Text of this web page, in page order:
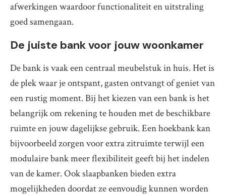
afwerkingen waardoor functionaliteit en uitstraling
goed samengaan.
De juiste bank voor jouw woonkamer
De bank is vaak een centraal meubelstuk in huis. Het is
de plek waar je ontspant, gasten ontvangt of geniet van
een rustig moment. Bij het kiezen van een bank is het
belangrijk om rekening te houden met de beschikbare
ruimte en jouw dagelijkse gebruik. Een hoekbank kan
bijvoorbeeld zorgen voor extra zitruimte terwijl een
modulaire bank meer flexibiliteit geeft bij het indelen
van de kamer. Ook slaapbanken bieden extra
mogelijkheden doordat ze eenvoudig kunnen worden